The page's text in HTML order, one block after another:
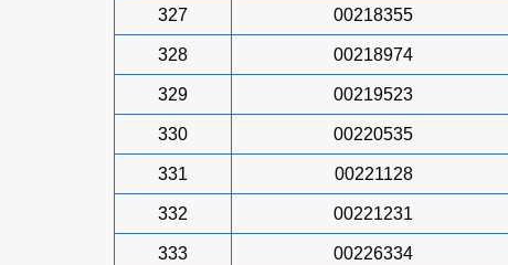
327 00218355
328 00218974
329 00219523
330 00220535
331 00221128
332 00221231
333 00226334